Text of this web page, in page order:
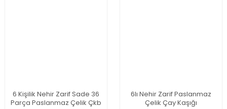
6 Kişilik Nehir Zarif Sade 36
Parça Paslanmaz Çelik Çkb
6lı Nehir Zarif Paslanmaz
Çelik Çay Kaşığı